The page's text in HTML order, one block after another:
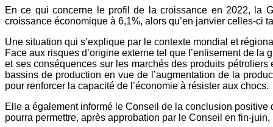
En ce qui concerne le profil de la croissance en 2022, la
croissance économique à 6,1%, alors qu’en janvier celles-ci
Une situation qui s’explique par le contexte mondial et
Face aux risques d’origine externe tel que l’enlisement de la
et ses conséquences sur les marchés des produits
bassins de production en vue de l’augmentation de la
pour renforcer la capacité de l’économie à résister aux chocs.
Elle a également informé le Conseil de la conclusion
pourra permettre, après approbation par le Conseil en fin-